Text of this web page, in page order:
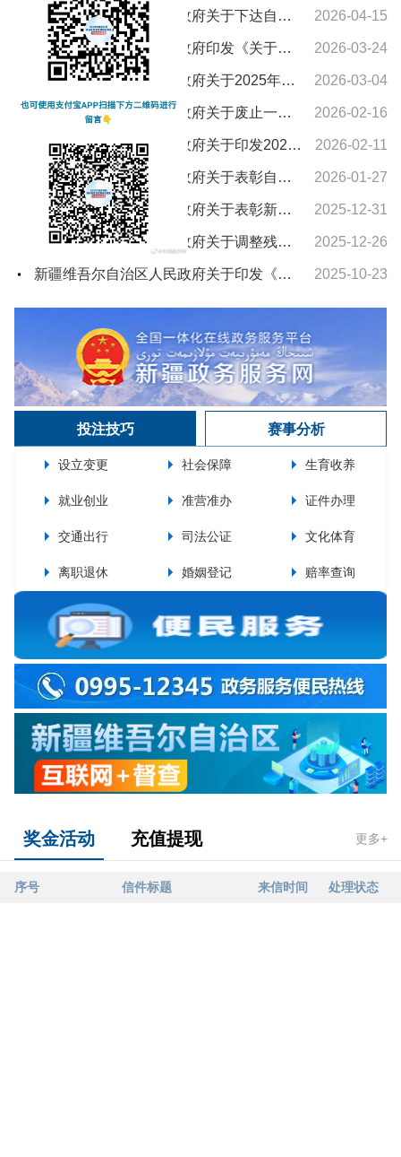
新疆维吾尔自治区人民政府关于下达自治区“十五五”期间年森林采伐限额的通知 2026-04-15
新疆维吾尔自治区人民政府印发《关于进一步支持养老服务发展十条措施》的通知 2026-03-24
新疆维吾尔自治区人民政府关于2025年新疆维吾尔自治区教学成果奖授奖的决定 2026-03-04
新疆维吾尔自治区人民政府关于废止一批自治区人民政府文件的通知 2026-02-16
新疆维吾尔自治区人民政府关于印发2026年自治区国民经济和社会发展计划及主要指标的通知 2026-02-11
新疆维吾尔自治区人民政府关于表彰自治区城市建设先进集体和先进个人的决定 2026-01-27
新疆维吾尔自治区人民政府关于表彰新疆维吾尔自治区农村水利工作先进集体和先进个人的决定 2025-12-31
新疆维吾尔自治区人民政府关于调整残疾、孤老人员和烈属所得减征个人所得税的通知 2025-12-26
新疆维吾尔自治区人民政府关于印发《新疆维吾尔自治区车船税实施办法》的通知 2025-10-23
投注技巧 赛事分析
设立变更 社会保障 生育收养
就业创业 准营准办 证件办理
交通出行 司法公证 文化体育
离职退休 婚姻登记 赔率查询
奖金活动 充值提现 更多+
序号 信件标题 来信时间 处理状态